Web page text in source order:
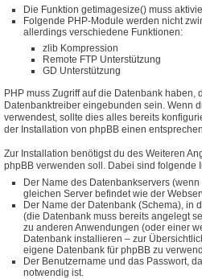
Die Funktion getimagesize() muss
Folgende PHP-Module werden nicht
allerdings verschiedene Funktionen:
zlib Kompression
Remote FTP Unterstützung
GD Unterstützung
PHP muss Zugriff auf die Datenbank haben,
Datenbanktreiber eingebunden sein. Wenn
verwendest, sollte dies alles bereits
der Installation von phpBB einen
Zur Installation benötigst du des Weiteren
phpBB verwenden soll. Dabei sind folgende
Der Name des Datenbankservers
gleichen Server befindet wie der
Der Name der Datenbank (Schema), in
(die Datenbank muss bereits angelegt
zu anderen Anwendungen (oder einer
Datenbank installieren – zur
eigene Datenbank für phpBB zu
Der Benutzername und das Passwort,
notwendig ist.